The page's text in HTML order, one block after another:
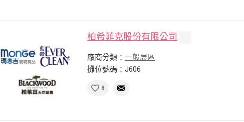
柏希菲克股份有限公司
廠商分類：一般展區
攤位號碼：J606
8